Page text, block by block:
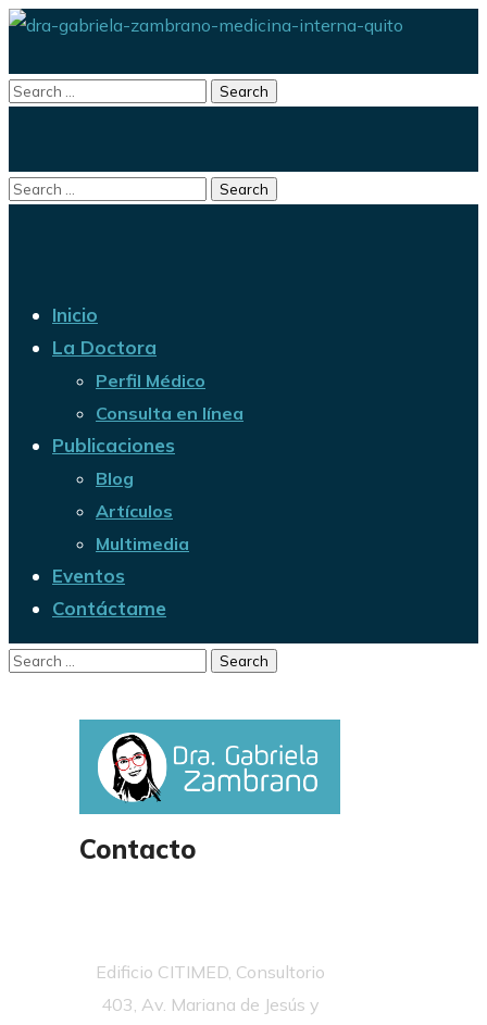
Inicio
La Doctora
Perfil Médico
Consulta en línea
Publicaciones
Blog
Artículos
Multimedia
Eventos
Contáctame
Contacto
Edificio CITIMED, Consultorio
403, Av. Mariana de Jesús y